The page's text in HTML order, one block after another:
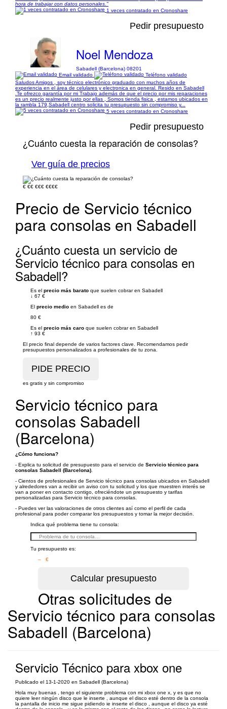
hora de trabajar con datos personales."
1 veces contratado en Cronoshare
Pedir presupuesto
Noel Mendoza
Sabadell (Barcelona) 08201
Email validado
Teléfono validado
Saludos Amigos , soy técnico electrónico graduado con muchos años de
experiencia en el área de celulares y electronica en general. Resido en Sabadell
.Te ofrezco garantía por mi Trabajo además de que el precio por mis reparaciones
es un precio realmente justo por ellas , Somos tienda fisica , estamos ubicados en
la rambla 179,Sabadell centro solicita tu presupuesto sin compromiso y...
5 veces contratado en Cronoshare
Pedir presupuesto
¿Cuánto cuesta la reparación de consolas?
Ver guía de precios
€ €€ €€€ €€€€
Precio de Servicio técnico
para consolas en Sabadell
¿Cuánto cuesta un servicio de
Servicio técnico para consolas en
Sabadell?
Es el precio más barato que suelen cobrar en Sabadell
↓ 67 €
El precio medio en Sabadell es de
80 €
Es el precio más caro que suelen cobrar en Sabadell
↑ 93 €
El precio final depende de varios factores clave. Recomendamos pedir
presupuestos personalizados a profesionales de tu zona.
es gratis y sin compromiso
Servicio técnico para
consolas Sabadell
(Barcelona)
¿Cómo funciona?
- Explica tu solicitud de presupuesto para el servicio de Servicio técnico para
consolas Sabadell (Barcelona)
- Cientos de profesionales de Servicio técnico para consolas ubicados en Sabadell
y alrededores van a recibir un aviso con tu solicitud y los que muestren interés se
van a poner en contacto contigo, ofreciéndote un presupuesto y tarifas
personalizadas para Servicio técnico para consolas.
- Puedes ver las valoraciones de otros clientes así como el perfil de cada
profesional para poder comparar los presupuestos y tomar la mejor decisión.
Indica qué problema tiene tu consola:
Tu presupuesto es:
– €
Otras solicitudes de
Servicio técnico para consolas
Sabadell (Barcelona)
Servicio Técnico para xbox one
Publicado el 13-1-2020 en Sabadell (Barcelona)
Hola muy buenas , tengo el siguiente problema con mi xbox one x, y es que no
quiere leer ningún disco que le inserte , aunque el disco esté dentro de la consola
la pantalla de inicio me sigue pidiendo ie inserte el disco , aunque el disco ya esté